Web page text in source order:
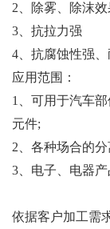
2、除雾、除沫
3、抗拉力强
4、抗腐蚀性强
应用范围：
1、可用于汽车
元件;
2、各种场合的分
3、电子、电器
依据客户加工需